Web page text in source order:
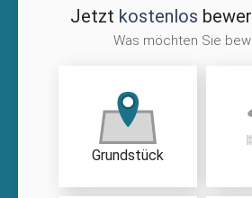
Jetzt kostenlos
Was möchten Sie
Grundstück